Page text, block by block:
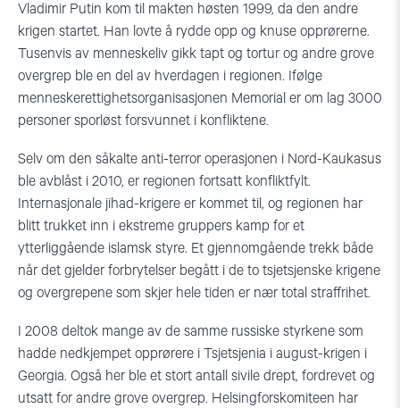
Vladimir Putin kom til makten høsten 1999, da den andre
krigen startet. Han lovte å rydde opp og knuse opprørerne.
Tusenvis av menneskeliv gikk tapt og tortur og andre grove
overgrep ble en del av hverdagen i regionen. Ifølge
menneskerettighetsorganisasjonen Memorial er om lag 3000
personer sporløst forsvunnet i konfliktene.
Selv om den såkalte anti-terror operasjonen i Nord-Kaukasus
ble avblåst i 2010, er regionen fortsatt konfliktfylt.
Internasjonale jihad-krigere er kommet til, og regionen har
blitt trukket inn i ekstreme gruppers kamp for et
ytterliggående islamsk styre. Et gjennomgående trekk både
når det gjelder forbrytelser begått i de to tsjetsjenske krigene
og overgrepene som skjer hele tiden er nær total straffrihet.
I 2008 deltok mange av de samme russiske styrkene som
hadde nedkjempet opprørere i Tsjetsjenia i august-krigen i
Georgia. Også her ble et stort antall sivile drept, fordrevet og
utsatt for andre grove overgrep. Helsingforskomiteen har